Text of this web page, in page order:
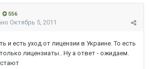
556
Октябрь 5, 2011
и есть уход от лицензии в Украине. То есть
лицензиаты.. Ну а ответ - ожидаем.